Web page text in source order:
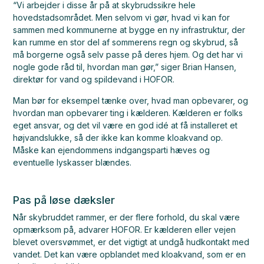
“Vi arbejder i disse år på at skybrudssikre hele
hovedstadsområdet. Men selvom vi gør, hvad vi kan for
sammen med kommunerne at bygge en ny infrastruktur, der
kan rumme en stor del af sommerens regn og skybrud, så
må borgerne også selv passe på deres hjem. Og det har vi
nogle gode råd til, hvordan man gør,” siger Brian Hansen,
direktør for vand og spildevand i HOFOR.
Man bør for eksempel tænke over, hvad man opbevarer, og
hvordan man opbevarer ting i kælderen. Kælderen er folks
eget ansvar, og det vil være en god idé at få installeret et
højvandslukke, så der ikke kan komme kloakvand op.
Måske kan ejendommens indgangsparti hæves og
eventuelle lyskasser blændes.
Pas på løse dæksler
Når skybruddet rammer, er der flere forhold, du skal være
opmærksom på, advarer HOFOR. Er kælderen eller vejen
blevet oversvømmet, er det vigtigt at undgå hudkontakt med
vandet. Det kan være opblandet med kloakvand, som er en